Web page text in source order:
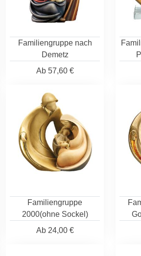
Familiengruppe nach
Demetz
Ab57,60 €
Familiengruppe
2000(ohne Sockel)
Ab24,00 €